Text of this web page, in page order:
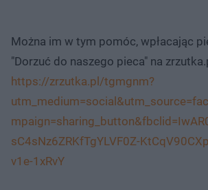
Można im w tym pomóc, wpłacając
"Dorzuć do naszego pieca" na
https://zrzutka.pl/tgmgnm?
sC4sNz6ZRKfTgYLVF0Z-
v1e-1xRvY